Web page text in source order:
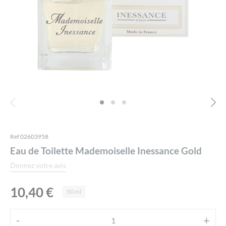
Ref 02603958
Eau de Toilette Mademoiselle Inessance Gold
Donnez votre avis
10,40€ 50 ml
- +